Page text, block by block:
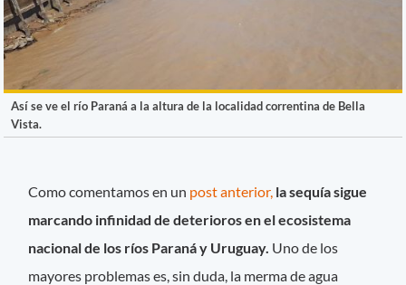
Así se ve el río Paraná a la altura de la localidad correntina de Bella
Vista.
Como comentamos en un post anterior, la sequía sigue
marcando infinidad de deterioros en el ecosistema
nacional de los ríos Paraná y Uruguay. Uno de los
mayores problemas es, sin duda, la merma de agua